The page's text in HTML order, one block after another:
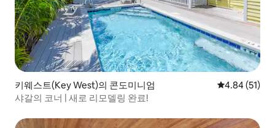
키웨스트(Key West)의 콘도미니엄 평점 4.84점
4.84 (51)
샤갈의 코너 | 새로 리모델링 완료!